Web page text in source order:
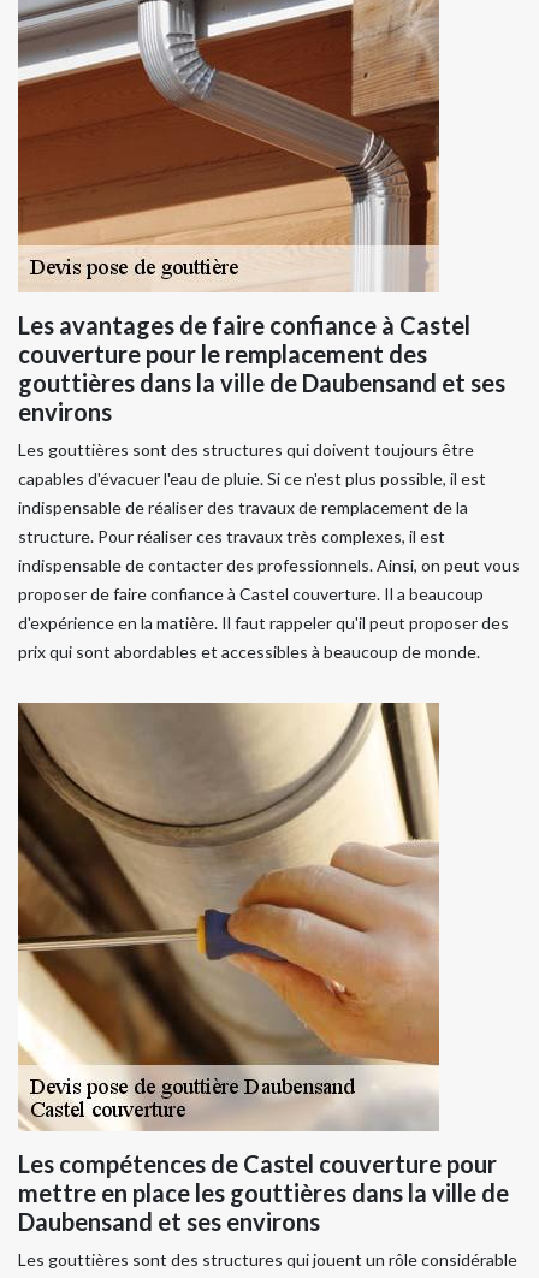
Les avantages de faire confiance à Castel
couverture pour le remplacement des
gouttières dans la ville de Daubensand et ses
environs
Les gouttières sont des structures qui doivent toujours être
capables d'évacuer l'eau de pluie. Si ce n'est plus possible, il est
indispensable de réaliser des travaux de remplacement de la
structure. Pour réaliser ces travaux très complexes, il est
indispensable de contacter des professionnels. Ainsi, on peut vous
proposer de faire confiance à Castel couverture. Il a beaucoup
d'expérience en la matière. Il faut rappeler qu'il peut proposer des
prix qui sont abordables et accessibles à beaucoup de monde.
Les compétences de Castel couverture pour
mettre en place les gouttières dans la ville de
Daubensand et ses environs
Les gouttières sont des structures qui jouent un rôle considérable